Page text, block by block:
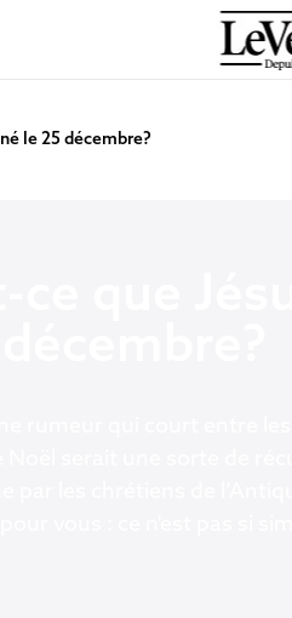
le 25 décembre?